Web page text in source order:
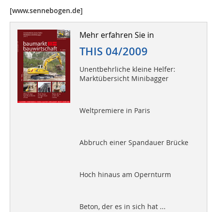
[www.sennebogen.de]
Mehr erfahren Sie in
THIS 04/2009
Unentbehrliche kleine Helfer:
Marktübersicht Minibagger
Weltpremiere in Paris
Abbruch einer Spandauer Brücke
Hoch hinaus am Opernturm
Beton, der es in sich hat ...